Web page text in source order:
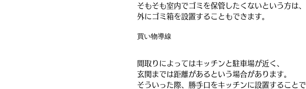
そもそも室内でゴミを保管したくないという方は、
外にゴミ箱を設置することもできます。
買い物導線
間取りによってはキッチンと駐車場が近く、
玄関までは距離があるという場合があります。
そういった際、勝手口をキッチンに設置することで